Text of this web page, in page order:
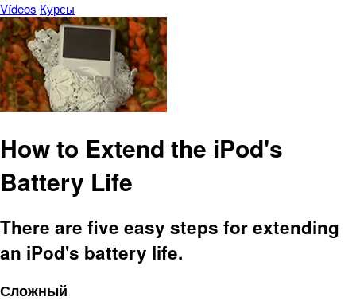
Vídeos Курсы
How to Extend the iPod's
Battery Life
There are five easy steps for extending
an iPod's battery life.
Сложный